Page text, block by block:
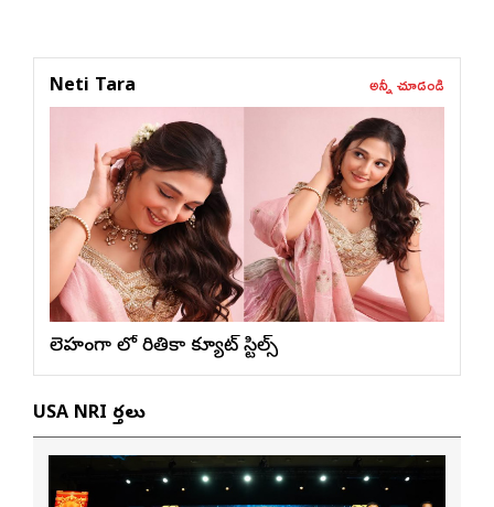
Neti Tara అన్నీ చూడండి
లెహంగా లో రితికా క్యూట్ స్టిల్స్
USA NRI వార్తలు